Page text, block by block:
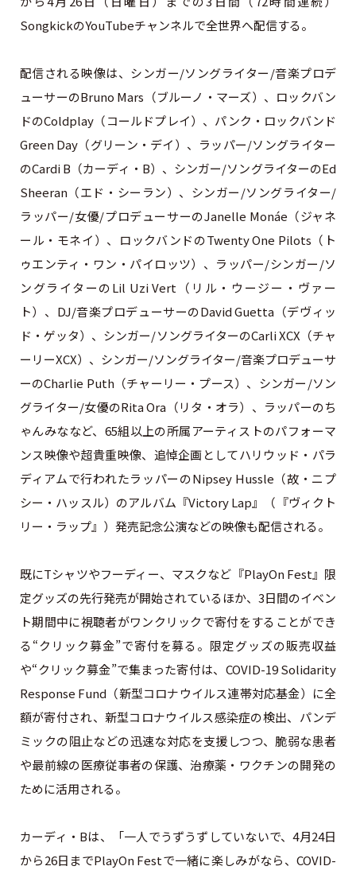
SongkickのYouTubeチャンネルで全世界へ配信する。
配信される映像は、シンガー/ソングライター/音楽プロデ
ューサーのBruno Mars（ブルーノ・マーズ）、ロックバン
ドのColdplay（コールドプレイ）、パンク・ロックバンド
Green Day（グリーン・デイ）、ラッパー/ソングライター
のCardi B（カーディ・B）、シンガー/ソングライターのEd
Sheeran（エド・シーラン）、シンガー/ソングライター/
ラッパー/女優/プロデューサーのJanelle Monáe（ジャネ
ール・モネイ）、ロックバンドのTwenty One Pilots（ト
ゥエンティ・ワン・パイロッツ）、ラッパー/シンガー/ソ
ングライターのLil Uzi Vert（リル・ウージー・ヴァー
ト）、DJ/音楽プロデューサーのDavid Guetta（デヴィッ
ド・ゲッタ）、シンガー/ソングライターのCarli XCX（チャ
ーリーXCX）、シンガー/ソングライター/音楽プロデューサ
ーのCharlie Puth（チャーリー・プース）、シンガー/ソン
グライター/女優のRita Ora（リタ・オラ）、ラッパーのち
ゃんみななど、65組以上の所属アーティストのパフォーマ
ンス映像や超貴重映像、追悼企画としてハリウッド・パラ
ディアムで行われたラッパーのNipsey Hussle（故・ニプ
シー・ハッスル）のアルバム『Victory Lap』（『ヴィクト
リー・ラップ』）発売記念公演などの映像も配信される。
既にTシャツやフーディー、マスクなど『PlayOn Fest』限
定グッズの先行発売が開始されているほか、3日間のイベン
ト期間中に視聴者がワンクリックで寄付をすることができ
る“クリック募金”で寄付を募る。限定グッズの販売収益
や“クリック募金”で集まった寄付は、COVID-19 Solidarity
Response Fund（新型コロナウイルス連帯対応基金）に全
額が寄付され、新型コロナウイルス感染症の検出、パンデ
ミックの阻止などの迅速な対応を支援しつつ、脆弱な患者
や最前線の医療従事者の保護、治療薬・ワクチンの開発の
ために活用される。
カーディ・Bは、「一人でうずうずしていないで、4月24日
から26日までPlayOn Festで一緒に楽しみがなら、COVID-